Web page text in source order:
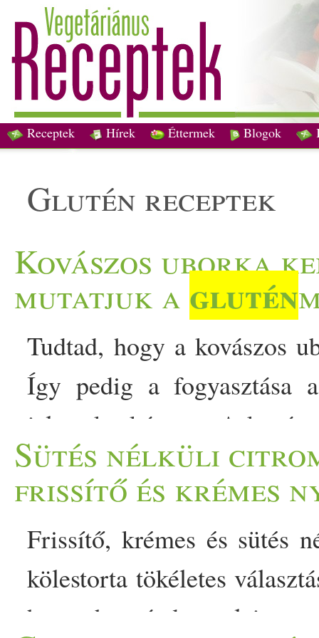
Receptek Hírek Éttermek Blogok
glutén receptek
Kovászos uborka
mutatjuk a glutén
Tudtad, hogy a kovászos
Így pedig a fogyasztása
jelent kockázatot. A
de ezúttal egy apró
indítja be az erjedést,
gluténérzékenyeknek is
kapor és… The post
mutatjuk a
glutén mentes
Sütés nélküli
frissítő és krémes
Frissítő, krémes és sütés
kölestorta tökéletes
hogy hozzáadott olajat,